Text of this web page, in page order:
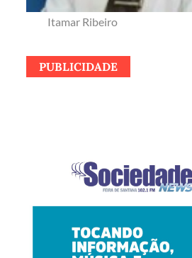
Itamar Ribeiro
PUBLICIDADE